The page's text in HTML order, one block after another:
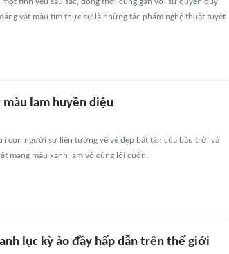
vật màu tím thực sự là những tác phẩm nghệ thuật tuyệt
màu lam huyền diệu
con người sự liên tưởng về vẻ đẹp bất tận của bầu trời và
mang màu xanh lam vô cùng lôi cuốn.
lục kỳ ảo đầy hấp dẫn trên thế giới